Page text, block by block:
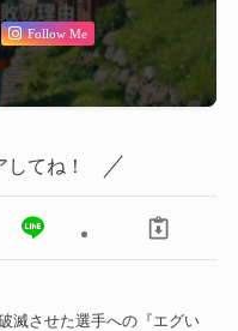
Follow Me
てね！
滅させた選手への『エグい